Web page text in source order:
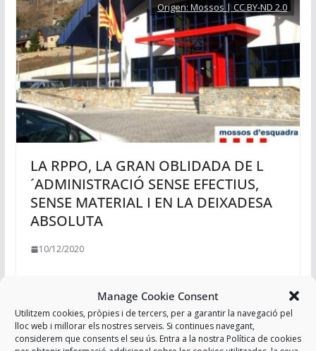
Manage Cookie Consent
Utilitzem cookies, pròpies i de tercers, per a garantir la navegació pel
lloc web i millorar els nostres serveis. Si continues navegant,
considerem que consents el seu ús. Entra a la nostra Política de cookies
Origen:Mossos | CC BY-ND 2.0
LA RPPO, LA GRAN OBLIDADA DE L
´ADMINISTRACIÓ SENSE EFECTIUS,
SENSE MATERIAL I EN LA DEIXADESA
ABSOLUTA
10/12/2020